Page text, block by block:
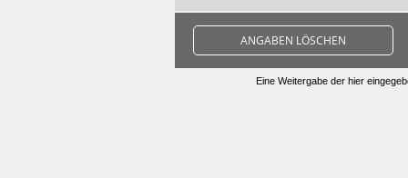
ANGABEN LÖSCHEN
Eine Weitergabe der hier